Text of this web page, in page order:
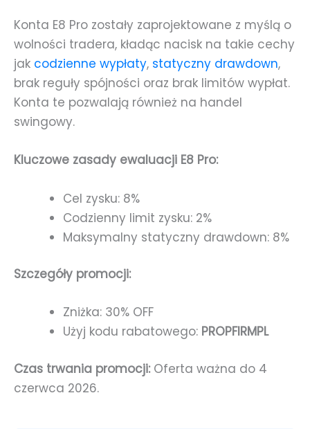
Konta E8 Pro zostały zaprojektowane z myślą o
wolności tradera, kładąc nacisk na takie cechy
jak codzienne wypłaty, statyczny drawdown,
brak reguły spójności oraz brak limitów wypłat.
Konta te pozwalają również na handel
swingowy.
Kluczowe zasady ewaluacji E8 Pro:
Cel zysku: 8%
Codzienny limit zysku: 2%
Maksymalny statyczny drawdown: 8%
Szczegóły promocji:
Zniżka: 30% OFF
Użyj kodu rabatowego: PROPFIRMPL
Czas trwania promocji:Oferta ważna do 4
czerwca 2026.